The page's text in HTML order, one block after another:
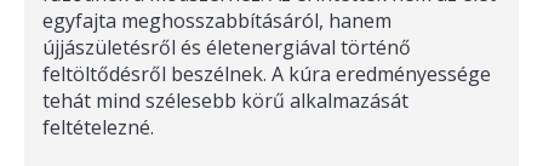
egyfajta meghosszabbításáról, hanem
újjászületésről és életenergiával történő
feltöltődésről beszélnek. A kúra eredményessége
tehát mind szélesebb körű alkalmazását
feltételezné.